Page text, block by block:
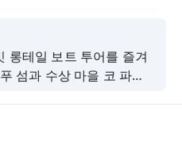
롱테일 보트 투어를 즐겨
섬과 수상 마을 코 파니